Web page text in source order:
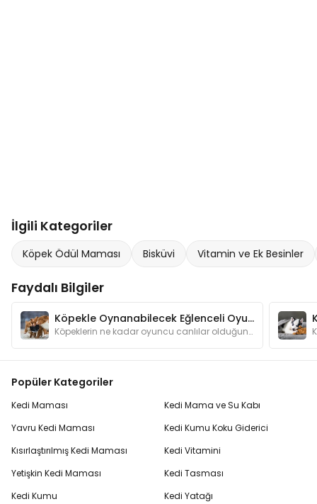
İlgili Kategoriler
Köpek Ödül Maması Bisküvi Vitamin ve Ek Besinler
Faydalı Bilgiler
Köpekle Oynanabilecek Eğlenceli Oyunlar
Köpeklerin ne kadar oyuncu canlılar olduğunu anlatmamıza gerek var mı? Oyunlar hem köpeğinizin zeka gelişimine katkı sağlar hem de onu mutlu eder.
Popüler Kategoriler
Kedi Maması
Yavru Kedi Maması
Kısırlaştırılmış Kedi Maması
Yetişkin Kedi Maması
Kedi Kumu
Kedi Mama ve Su Kabı
Kedi Kumu Koku Giderici
Kedi Vitamini
Kedi Tasması
Kedi Yatağı